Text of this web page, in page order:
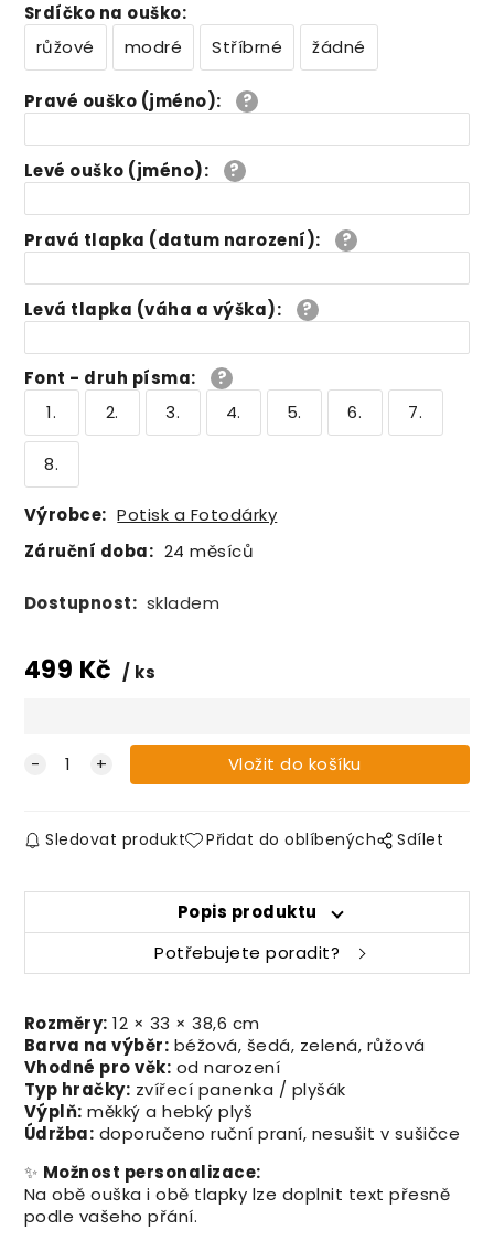
Srdíčko na ouško:
růžové
modré Stříbrné žádné
Pravé ouško (jméno):
Levé ouško (jméno):
Pravá tlapka (datum narození):
Levá tlapka (váha a výška):
Font - druh písma:
1.
2. 3. 4. 5. 6. 7.
8.
Výrobce: Potisk a Fotodárky
Záruční doba: 24 měsíců
Dostupnost: skladem
499 Kč ks
Sledovat produkt Přidat do oblíbených Sdílet
Popis produktu
Potřebujete poradit?
Rozměry: 12 × 33 × 38,6 cm
Barva na výběr: béžová, šedá, zelená, růžová
Vhodné pro věk: od narození
Typ hračky: zvířecí panenka / plyšák
Výplň: měkký a hebký plyš
Údržba: doporučeno ruční praní, nesušit v sušičce
✨ Možnost personalizace:
Na obě ouška i obě tlapky lze doplnit text přesně
podle vašeho přání.